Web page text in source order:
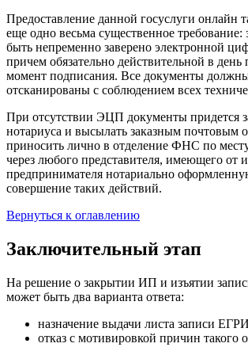
Предоставление данной госуслуги онлайн
еще одно весьма существенное требование:
быть непременно заверено электронной
причем обязательно действительной в день
момент подписания. Все документы
отсканированы с соблюдением всех
При отсутствии ЭЦП документы придется
нотариуса и высылать заказным почтовым
приносить лично в отделение ФНС по
через любого представителя, имеющего от
предпринимателя нотариально
совершение таких действий.
Вернуться к оглавлению
Заключительный этап
На решение о закрытии ИП и изъятии
может быть два варианта ответа:
назначение выдачи листа записи
отказ с мотивировкой причин такого